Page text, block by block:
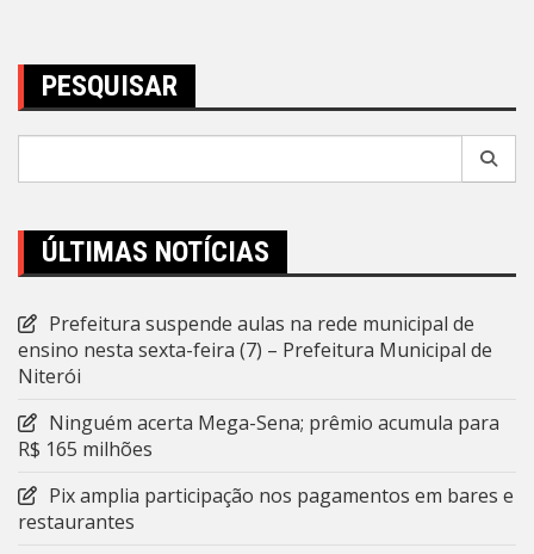
PESQUISAR
ÚLTIMAS NOTÍCIAS
Prefeitura suspende aulas na rede municipal de
ensino nesta sexta-feira (7) – Prefeitura Municipal de
Niterói
Ninguém acerta Mega-Sena; prêmio acumula para
R$ 165 milhões
Pix amplia participação nos pagamentos em bares e
restaurantes